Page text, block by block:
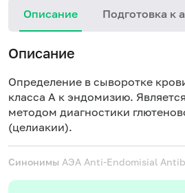
Описание Подготовка к
Описание
Определение в сыворотке
класса А к эндомизию.
методом диагностики
(целиакии).
Синонимы АЭА Anti-Endomisial